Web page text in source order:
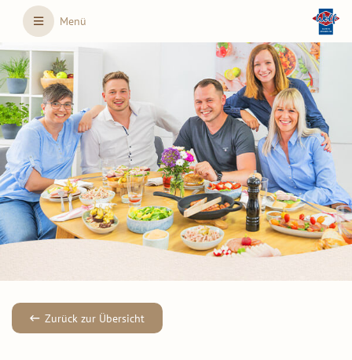
Skip to main content
Menü
Zurück zur Übersicht